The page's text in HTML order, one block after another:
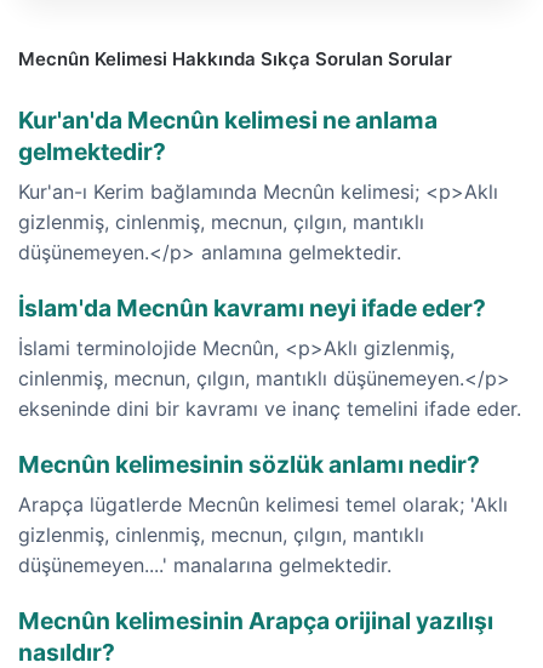
Mecnûn Kelimesi Hakkında Sıkça Sorulan Sorular
Kur'an'da Mecnûn kelimesi ne anlama
gelmektedir?
Kur'an-ı Kerim bağlamında Mecnûn kelimesi; <p>Aklı
gizlenmiş, cinlenmiş, mecnun, çılgın, mantıklı
düşünemeyen.</p> anlamına gelmektedir.
İslam'da Mecnûn kavramı neyi ifade eder?
İslami terminolojide Mecnûn, <p>Aklı gizlenmiş,
cinlenmiş, mecnun, çılgın, mantıklı düşünemeyen.</p>
ekseninde dini bir kavramı ve inanç temelini ifade eder.
Mecnûn kelimesinin sözlük anlamı nedir?
Arapça lügatlerde Mecnûn kelimesi temel olarak; 'Aklı
gizlenmiş, cinlenmiş, mecnun, çılgın, mantıklı
düşünemeyen....' manalarına gelmektedir.
Mecnûn kelimesinin Arapça orijinal yazılışı
nasıldır?